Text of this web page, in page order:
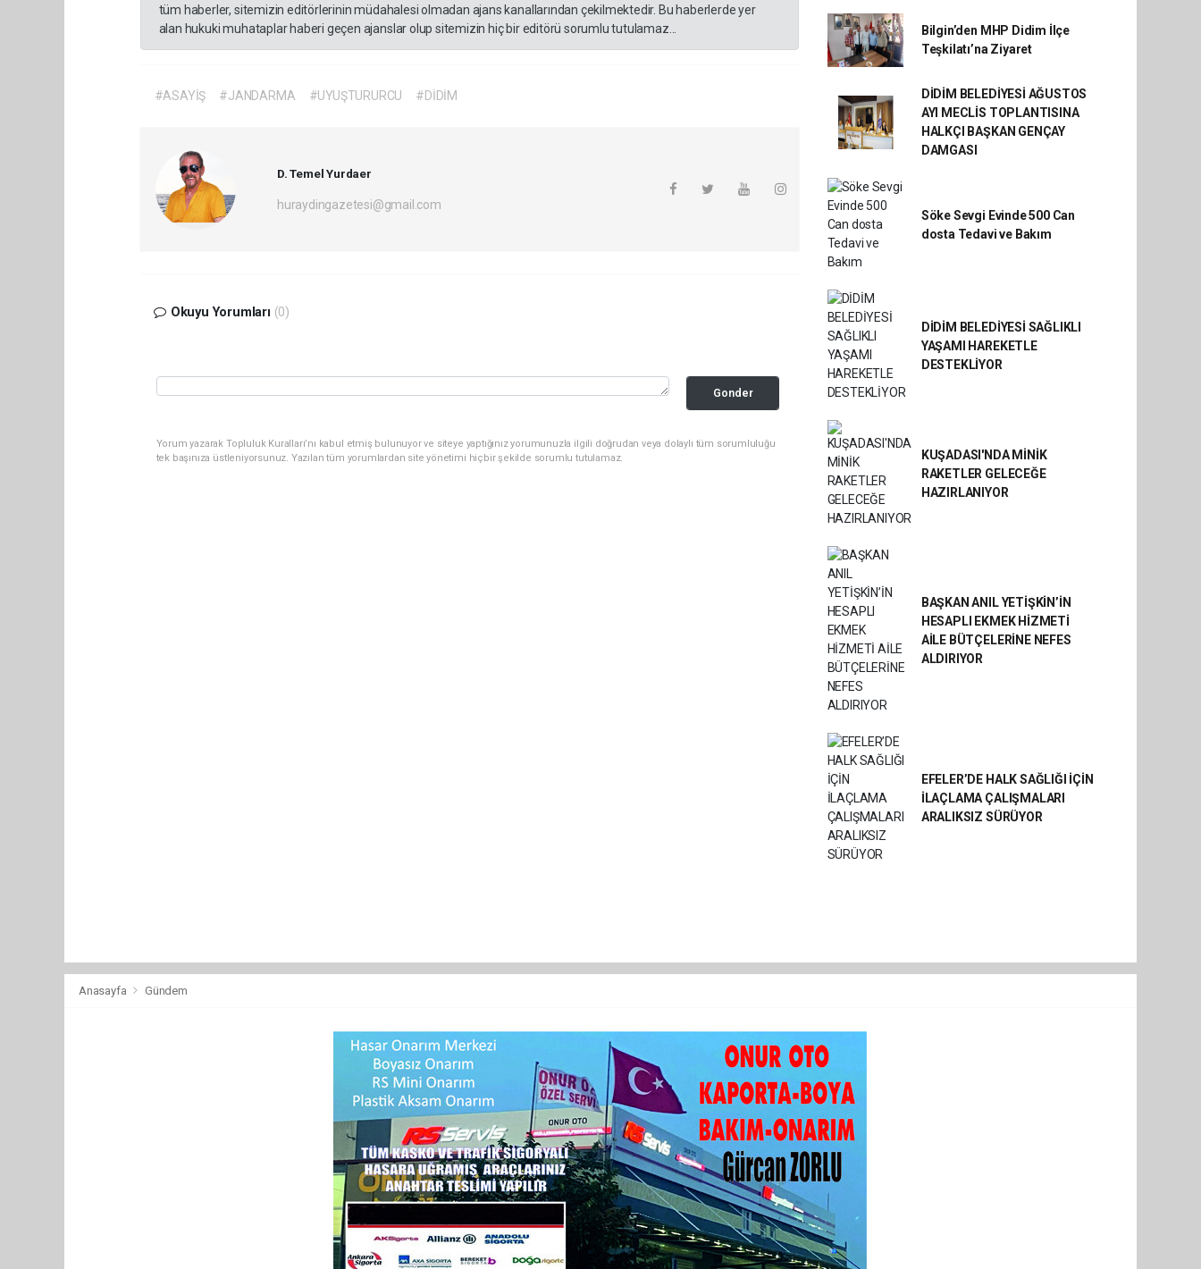
tüm haberler, sitemizin editörlerinin müdahalesi olmadan ajans kanallarından çekilmektedir. Bu haberlerde yer
alan hukuki muhataplar haberi geçen ajanslar olup sitemizin hiç bir editörü sorumlu tutulamaz...
#ASAYİŞ #JANDARMA #UYUŞTURURCU #DİDİM
D. Temel Yurdaer
huraydingazetesi@gmail.com
Okuyu Yorumları (0)
Gonder
Yorum yazarak Topluluk Kuralları’nı kabul etmiş bulunuyor ve siteye yaptığınız yorumunuzla ilgili doğrudan veya dolaylı tüm sorumluluğu
tek başınıza üstleniyorsunuz. Yazılan tüm yorumlardan site yönetimi hiçbir şekilde sorumlu tutulamaz.
Bilgin’den MHP Didim İlçe
Teşkilatı’na Ziyaret
DİDİM BELEDİYESİ AĞUSTOS
AYI MECLİS TOPLANTISINA
HALKÇI BAŞKAN GENÇAY
DAMGASI
Söke Sevgi Evinde 500 Can
dosta Tedavi ve Bakım
DİDİM BELEDİYESİ SAĞLIKLI
YAŞAMI HAREKETLE
DESTEKLİYOR
KUŞADASI'NDA MİNİK
RAKETLER GELECEĞE
HAZIRLANIYOR
BAŞKAN ANIL YETİŞKİN’İN
HESAPLI EKMEK HİZMETİ
AİLE BÜTÇELERİNE NEFES
ALDIRIYOR
EFELER’DE HALK SAĞLIĞI İÇİN
İLAÇLAMA ÇALIŞMALARI
ARALIKSIZ SÜRÜYOR
Anasayfa Gündem